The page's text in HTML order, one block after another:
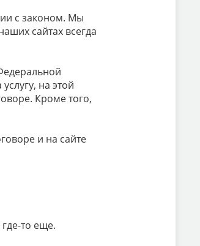
с законом. Мы
сайтах всегда
на этой
Кроме того,
и на сайте
то еще.